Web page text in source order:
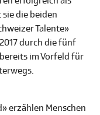
die beiden
Talente»
durch die fünf
im Vorfeld für
erzählen Menschen